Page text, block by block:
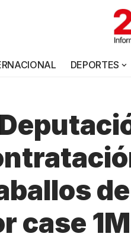
DEPORTES
case